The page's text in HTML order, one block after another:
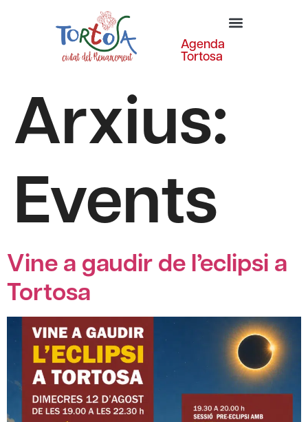
Agenda
Tortosa
Arxius:
Events
Vine a gaudir de l’eclipsi a
Tortosa